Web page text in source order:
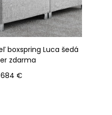
boxspring Luca šedá
zdarma
Cena
684 €